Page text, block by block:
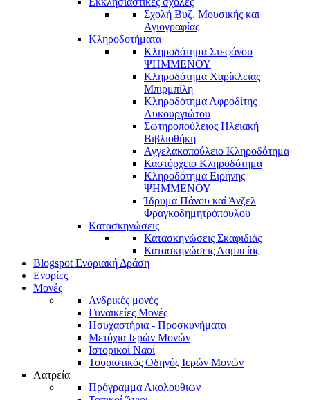
Σχολή Βυζ. Μουσικής και
Αγιογραφίας
Κληροδοτήματα
Κληροδότημα Στεφάνου
ΨΗΜΜΕΝΟΥ
Κληροδότημα Χαρίκλειας
Μπιρμπίλη
Κληροδότημα Αφροδίτης
Λυκουργιώτου
Σωτηροπούλειος Ηλειακή
Βιβλιοθήκη
Αγγελακοπούλειο Κληροδότημα
Καστόρχειο Κληροδότημα
Κληροδότημα Ειρήνης
ΨΗΜΜΕΝΟΥ
Ίδρυμα Πάνου καί Άνζελ
Φραγκοδημητρόπουλου
Κατασκηνώσεις
Κατασκηνώσεις Σκαφιδιάς
Κατασκηνώσεις Λαμπείας
Blogspot Ενοριακή Δράση
Ενορίες
Μονές
Ανδρικές μονές
Γυναικείες Μονές
Ησυχαστήρια - Προσκυνήματα
Μετόχια Ιερών Μονών
Ιστορικοί Ναοί
Τουριστικός Οδηγός Ιερών Μονών
Λατρεία
Πρόγραμμα Ακολουθιών